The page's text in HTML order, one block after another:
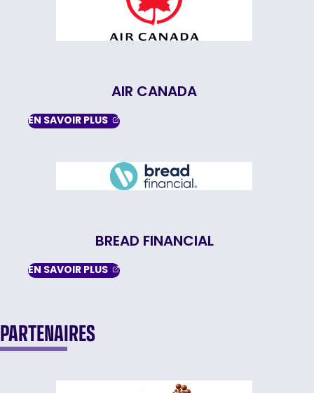
AIR CANADA
EN SAVOIR PLUS , OPENS IN A NEW TAB
BREAD FINANCIAL
EN SAVOIR PLUS , OPENS IN A NEW TAB
PARTENAIRES